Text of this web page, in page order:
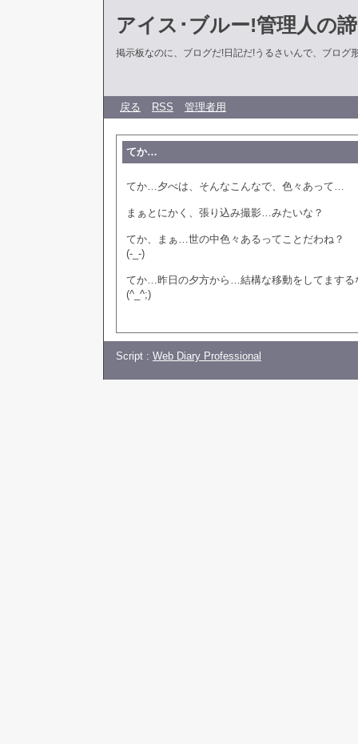
アイス･ブルー!管理人の
掲示板なのに、ブログだ!日記だ!うるさいんで、ブログ
戻る RSS 管理者用
てか…
てか…夕べは、そんなこんなで、色々あって…
まぁとにかく、張り込み撮影…みたいな？
てか、まぁ…世の中色々あるってことだわね？
(-_-)
てか…昨日の夕方から…結構な移動をしてまする
(^_^;)
Script : Web Diary Professional